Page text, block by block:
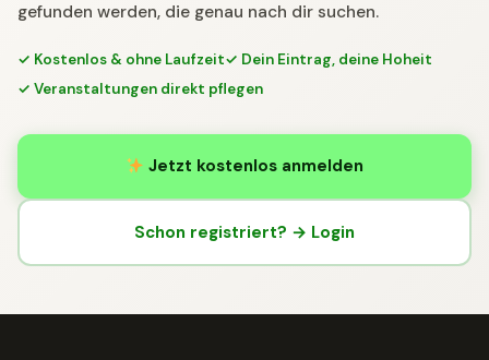
gefunden werden, die genau nach dir suchen.
✓ Kostenlos & ohne Laufzeit✓ Dein Eintrag, deine Hoheit
✓ Veranstaltungen direkt pflegen
Jetzt kostenlos anmelden
Schon registriert? → Login